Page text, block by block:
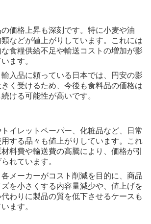
価格上昇も深刻です。特に小麦や油
類などが値上がりしています。これには
食糧供給不足や輸送コストの増加が影
ます。
入品に頼っている日本では、円安の影
く受けるため、今後も食料品の価格は
続ける可能性が高いです。
イレットペーパー、化粧品など、日常
用する品々も値上がりしています。これ
材料費や輸送費の高騰により、価格が引
れています。
各メーカーがコスト削減を目的に、商品
を小さくする内容量減少や、値上げを
代わりに製品の質を低下させるケースも
ます。